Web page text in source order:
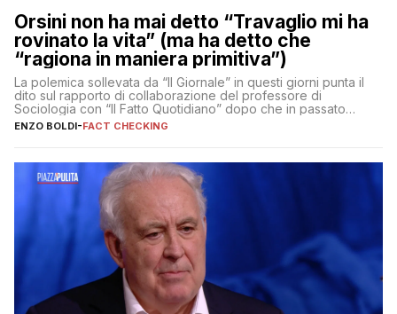
Orsini non ha mai detto “Travaglio mi ha
rovinato la vita” (ma ha detto che
“ragiona in maniera primitiva”)
La polemica sollevata da “Il Giornale” in questi giorni punta il
dito sul rapporto di collaborazione del professore di
Sociologia con “Il Fatto Quotidiano” dopo che in passato
erano volati stracci
ENZO BOLDI-FACT CHECKING